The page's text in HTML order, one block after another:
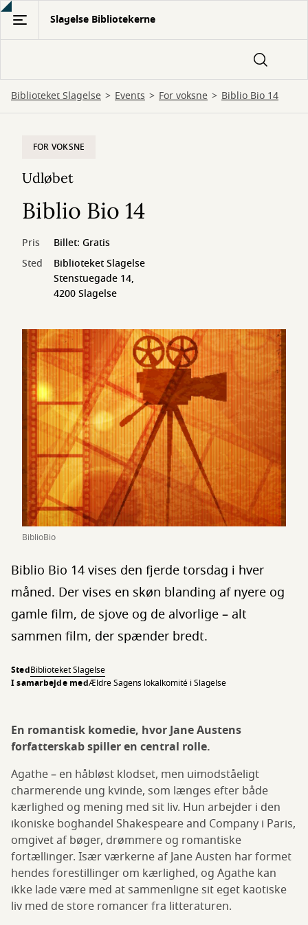
Gå
hovedindhold
Slagelse Bibliotekerne
Biblioteket Slagelse Events For voksne Biblio Bio 14
BiblioBio
FOR VOKSNE
Udløbet
Biblio Bio 14
Pris
Billet: Gratis
Sted
Biblioteket Slagelse
Stenstuegade 14,
4200 Slagelse
Biblio Bio 14 vises den fjerde torsdag i hver
måned. Der vises en skøn blanding af nyere og
gamle film, de sjove og de alvorlige – alt
sammen film, der spænder bredt.
StedBiblioteket Slagelse
I samarbejde medÆldre Sagens lokalkomité i Slagelse
En romantisk komedie, hvor Jane Austens
forfatterskab spiller en central rolle.
Agathe – en håbløst klodset, men uimodståeligt
charmerende ung kvinde, som længes efter både
kærlighed og mening med sit liv. Hun arbejder i den
ikoniske boghandel Shakespeare and Company i Paris,
omgivet af bøger, drømmere og romantiske
fortællinger. Især værkerne af Jane Austen har formet
hendes forestillinger om kærlighed, og Agathe kan
ikke lade være med at sammenligne sit eget kaotiske
liv med de store romancer fra litteraturen.